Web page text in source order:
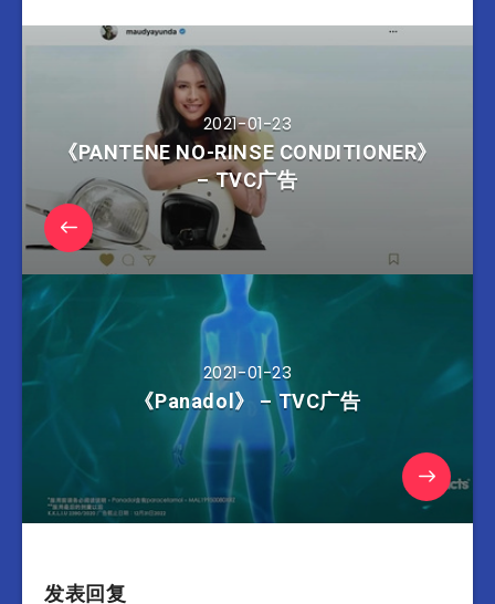
2021-01-23
《PANTENE NO-RINSE CONDITIONER》
– TVC广告
2021-01-23
《Panadol》 – TVC广告
发表回复